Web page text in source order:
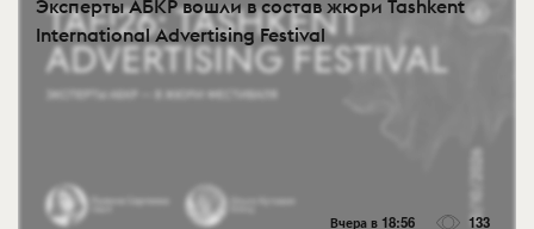
Эксперты АБКР вошли в состав жюри Tashkent
International Advertising Festival
Вчера в 18:56 133